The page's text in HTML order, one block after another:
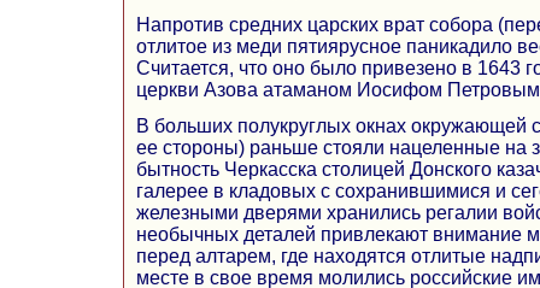
Напротив средних царских врат собора
отлитое из меди пятиярусное паникадило
Считается, что оно было привезено в 1643
церкви Азова атаманом Иосифом
В больших полукруглых окнах окружающей
ее стороны) раньше стояли нацеленные на
бытность Черкасска столицей Донского
галерее в кладовых с сохранившимися и
железными дверями хранились регалии
необычных деталей привлекают внимание
перед алтарем, где находятся отлитые
месте в свое время молились российские